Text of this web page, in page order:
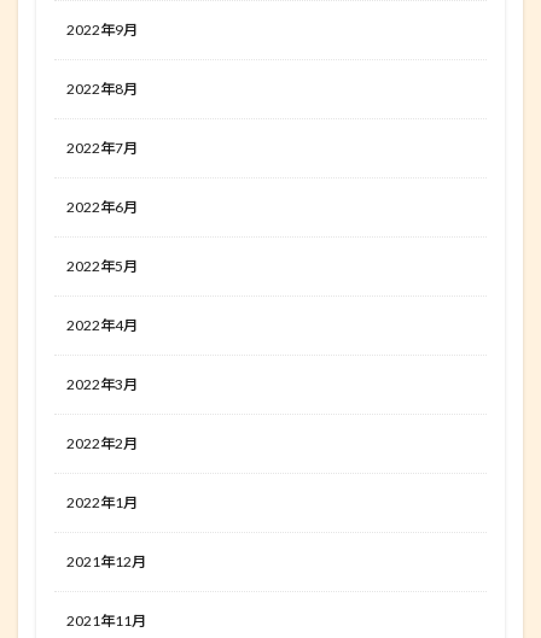
2022年9月
2022年8月
2022年7月
2022年6月
2022年5月
2022年4月
2022年3月
2022年2月
2022年1月
2021年12月
2021年11月